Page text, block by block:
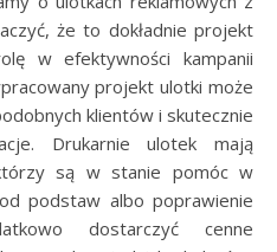
że to dokładnie projekt
w efektywności kampanii
projekt ulotki może
klientów i skutecznie
Drukarnie ulotek mają
są w stanie pomóc w
podstaw albo poprawienie
dostarczyć cenne